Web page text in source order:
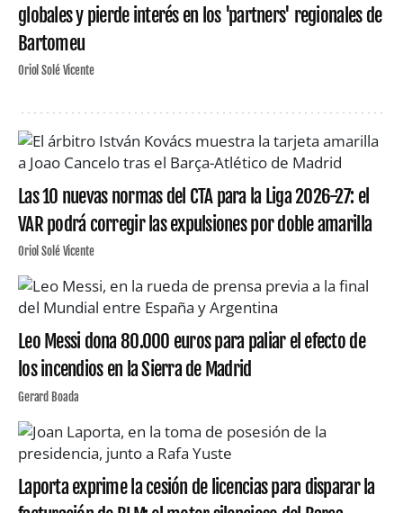
globales y pierde interés en los 'partners' regionales de
Bartomeu
Oriol Solé Vicente
Las 10 nuevas normas del CTA para la Liga 2026-27: el
VAR podrá corregir las expulsiones por doble amarilla
Oriol Solé Vicente
Leo Messi dona 80.000 euros para paliar el efecto de
los incendios en la Sierra de Madrid
Gerard Boada
Laporta exprime la cesión de licencias para disparar la